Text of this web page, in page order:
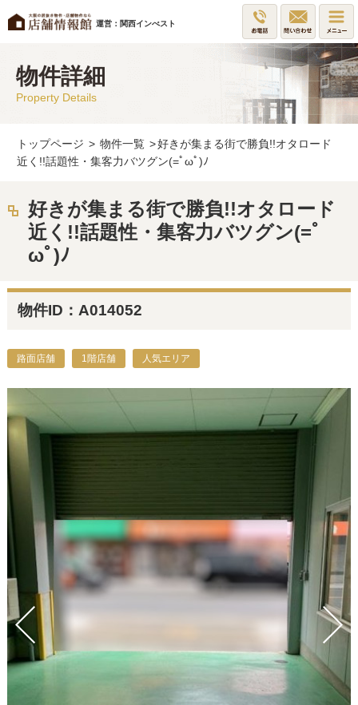
運営：関西インべスト
物件詳細
Property Details
トップページ > 物件一覧 >好きが集まる街で勝負!!オタロード
近く!!話題性・集客力バツグン(=ﾟωﾟ)ﾉ
好きが集まる街で勝負!!オタロード
近く!!話題性・集客力バツグン(=ﾟ
ωﾟ)ﾉ
物件ID：A014052
路面店舗 1階店舗 人気エリア